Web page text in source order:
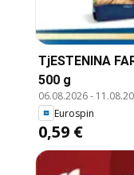
TjESTENINA
500 g
06.08.2026-
Eurospin
0,59 €